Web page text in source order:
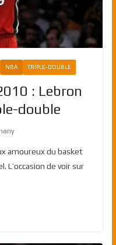
NBA TRIPLE-DOUBLE
: Lebron
double
amoureux du basket
L’occasion de voir sur